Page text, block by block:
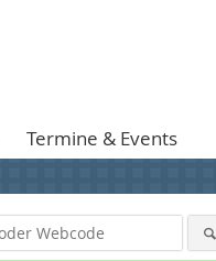
Termine & Events